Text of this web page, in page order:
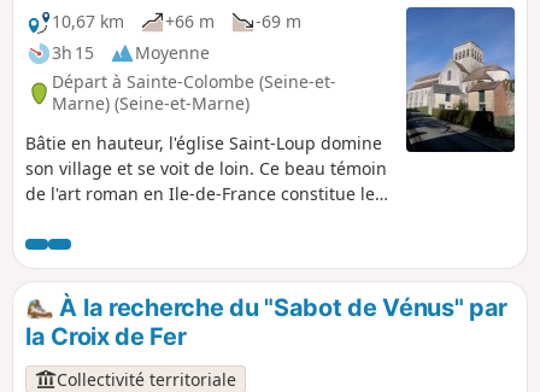
10,67 km
+66 m
-69 m
3h 15
Moyenne
Départ à Sainte-Colombe (Seine-et-
Marne) (Seine-et-Marne)
Bâtie en hauteur, l'église Saint-Loup domine
son village et se voit de loin. Ce beau témoin
de l'art roman en Ile-de-France constitue le
chemins des champs et des bois ainsi que
les sentes d'un village, et qui longe des
ruisseaux et la banquette herbeuse d'un
aqueduc souterrain. Une randonnée
bucolique et patrimoniale à la fois, dans un
cadre paisible.
À la recherche du "Sabot de Vénus" par
la Croix de Fer
Collectivité territoriale